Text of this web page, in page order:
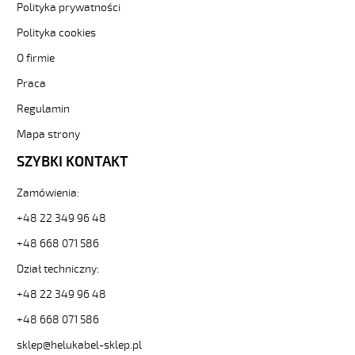
500vzyly-
czar-
numer-
bezh-
-3-
82050
Sterownicze
OZ-
HMH-
C
Kabel
elastyczny
żyły
ekran.
od
Polityka prywatności
Polityka cookies
O firmie
Praca
Regulamin
Mapa strony
SZYBKI KONTAKT
Zamówienia:
+48 22 349 96 48
+48 668 071 586
Dział techniczny:
+48 22 349 96 48
+48 668 071 586
sklep@helukabel-sklep.pl